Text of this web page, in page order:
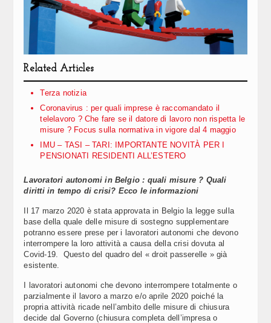
Related Articles
Terza notizia
Coronavirus : per quali imprese è raccomandato il
telelavoro ? Che fare se il datore di lavoro non rispetta le
misure ? Focus sulla normativa in vigore dal 4 maggio
IMU – TASI – TARI: IMPORTANTE NOVITÀ PER I
PENSIONATI RESIDENTI ALL’ESTERO
Lavoratori autonomi in Belgio : quali misure ? Quali
diritti in tempo di crisi? Ecco le informazioni
Il 17 marzo 2020 è stata approvata in Belgio la legge sulla
base della quale delle misure di sostegno supplementare
potranno essere prese per i lavoratori autonomi che devono
interrompere la loro attività a causa della crisi dovuta al
Covid-19. Questo del quadro del « droit passerelle » già
esistente.
I lavoratori autonomi che devono interrompere totalmente o
parzialmente il lavoro a marzo e/o aprile 2020 poiché la
propria attività ricade nell’ambito delle misure di chiusura
decide dal Governo (chiusura completa dell’impresa o